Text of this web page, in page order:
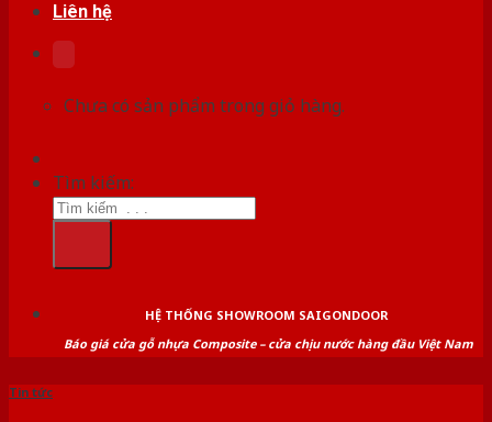
Liên hệ
Chưa có sản phẩm trong giỏ hàng.
Tìm kiếm:
HỆ THỐNG SHOWROOM SAIGONDOOR
Báo giá cửa gỗ nhựa Composite – cửa chịu nước hàng đầu Việt Nam
Tin tức